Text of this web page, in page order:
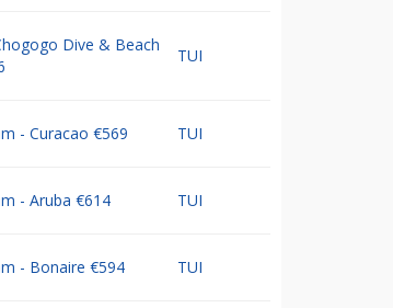
Dive & Beach
TUI
- Curacao €569 TUI
- Aruba €614 TUI
- Bonaire €594 TUI